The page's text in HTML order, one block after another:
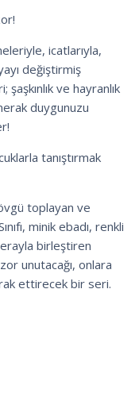
icatlarıyla,
değiştirmiş
ve hayranlık
duygunuzu
tanıştırmak
toplayan ve
minik ebadı, renkli
birleştiren
unutacağı, onlara
ettirecek bir seri.